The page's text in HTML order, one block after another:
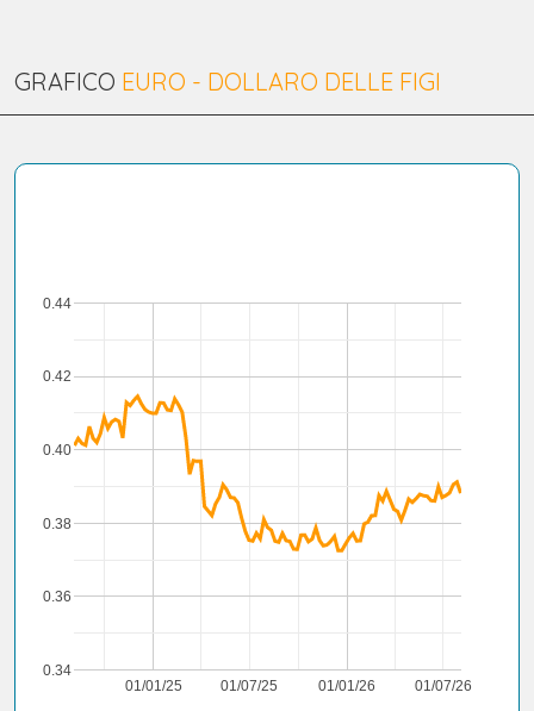
GRAFICO EURO - DOLLARO DELLE FIGI
01/01/25 01/01/26
01/07/25 01/07/26
0.34
0.36
0.38
0.40
0.42
0.44